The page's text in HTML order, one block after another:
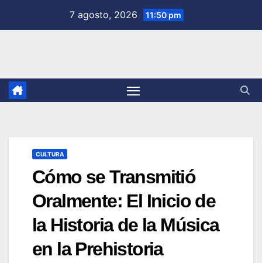
7 agosto, 2026 11:50 pm
CULTURA
Cómo se Transmitió
Oralmente: El Inicio de
la Historia de la Música
en la Prehistoria